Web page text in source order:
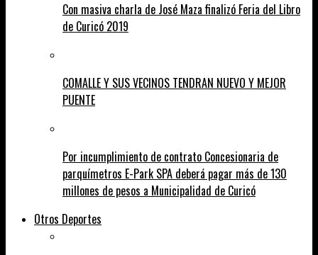
Con masiva charla de José Maza finalizó Feria del Libro
de Curicó 2019
COMALLE Y SUS VECINOS TENDRAN NUEVO Y MEJOR
PUENTE
Por incumplimiento de contrato Concesionaria de
parquímetros E-Park SPA deberá pagar más de 130
millones de pesos a Municipalidad de Curicó
Otros Deportes